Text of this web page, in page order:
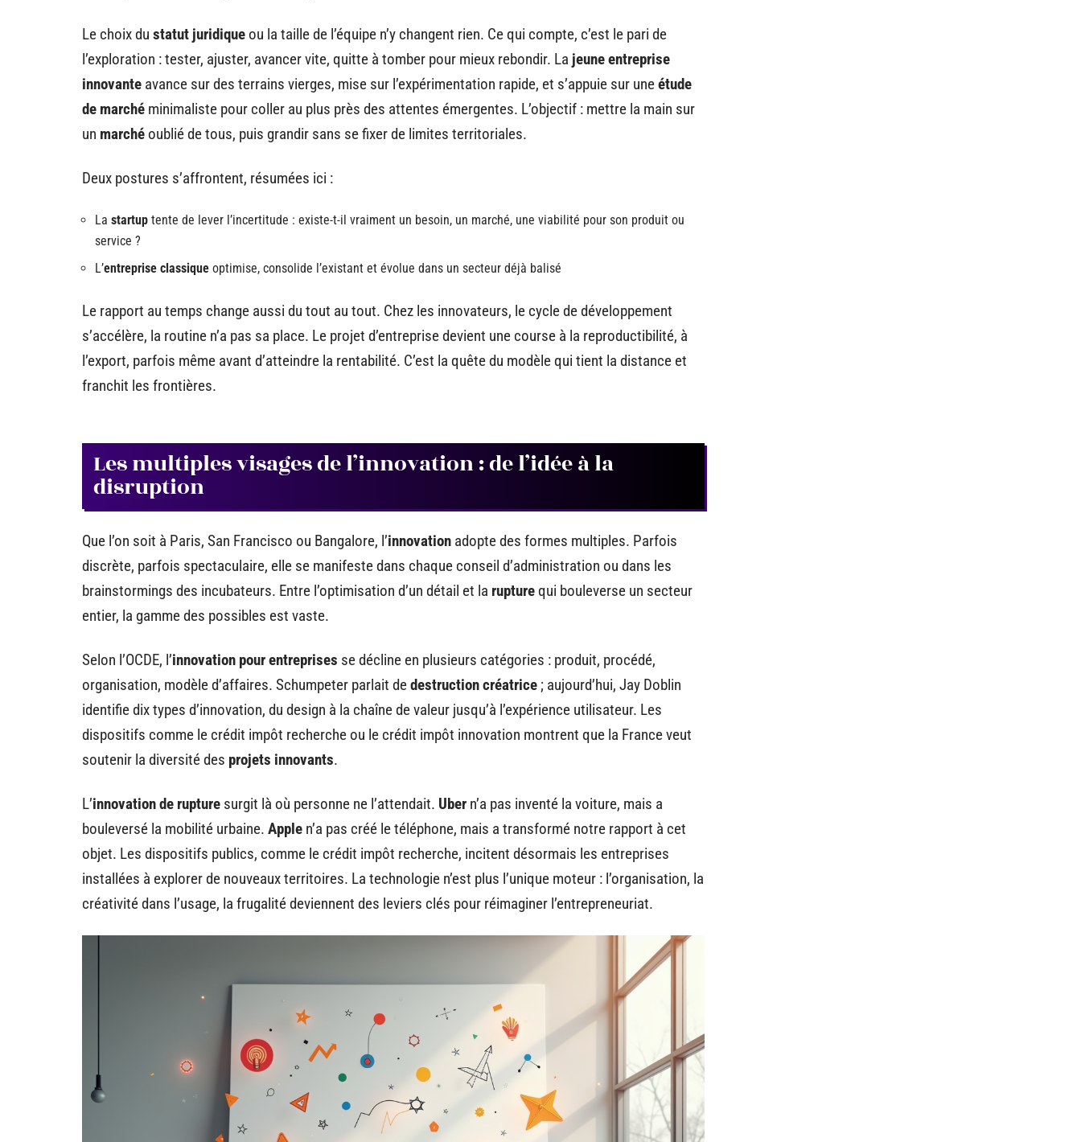
Le choix du statut juridique ou la taille de l’équipe n’y changent rien. Ce qui compte, c’est le pari de
l’exploration : tester, ajuster, avancer vite, quitte à tomber pour mieux rebondir. La jeune entreprise
innovante avance sur des terrains vierges, mise sur l’expérimentation rapide, et s’appuie sur uneétude
de marché minimaliste pour coller au plus près des attentes émergentes. L’objectif : mettre la main sur
un marché oublié de tous, puis grandir sans se fixer de limites territoriales.
Deux postures s’affrontent, résumées ici :
La startup tente de lever l’incertitude : existe-t-il vraiment un besoin, un marché, une viabilité pour son produit ou
service ?
L’entreprise classique optimise, consolide l’existant et évolue dans un secteur déjà balisé
Le rapport au temps change aussi du tout au tout. Chez les innovateurs, le cycle de développement
s’accélère, la routine n’a pas sa place. Le projet d’entreprise devient une course à la reproductibilité, à
l’export, parfois même avant d’atteindre la rentabilité. C’est la quête du modèle qui tient la distance et
franchit les frontières.
Les multiples visages de l’innovation : de l’idée à la
disruption
Que l’on soit à Paris, San Francisco ou Bangalore, l’innovation adopte des formes multiples. Parfois
discrète, parfois spectaculaire, elle se manifeste dans chaque conseil d’administration ou dans les
brainstormings des incubateurs. Entre l’optimisation d’un détail et la rupturequi bouleverse un secteur
entier, la gamme des possibles est vaste.
Selon l’OCDE, l’innovation pour entreprises se décline en plusieurs catégories : produit, procédé,
organisation, modèle d’affaires. Schumpeter parlait dedestruction créatrice ; aujourd’hui, Jay Doblin
identifie dix types d’innovation, du design à la chaîne de valeur jusqu’à l’expérience utilisateur. Les
dispositifs comme le crédit impôt recherche ou le crédit impôt innovation montrent que la France veut
soutenir la diversité des projets innovants.
L’innovation de rupture surgit là où personne ne l’attendait. Uber n’a pas inventé la voiture, mais a
bouleversé la mobilité urbaine. Apple n’a pas créé le téléphone, mais a transformé notre rapport à cet
objet. Les dispositifs publics, comme le crédit impôt recherche, incitent désormais les entreprises
installées à explorer de nouveaux territoires. La technologie n’est plus l’unique moteur : l’organisation, la
créativité dans l’usage, la frugalité deviennent des leviers clés pour réimaginer l’entrepreneuriat.